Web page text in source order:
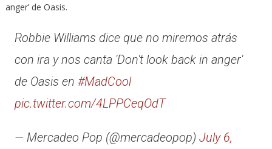
anger’ de Oasis.
Robbie Williams dice que no miremos atrás
con ira y nos canta 'Don't look back in anger'
de Oasis en #MadCool
pic.twitter.com/4LPPCeqOdT
— Mercadeo Pop (@mercadeopop) July 6,